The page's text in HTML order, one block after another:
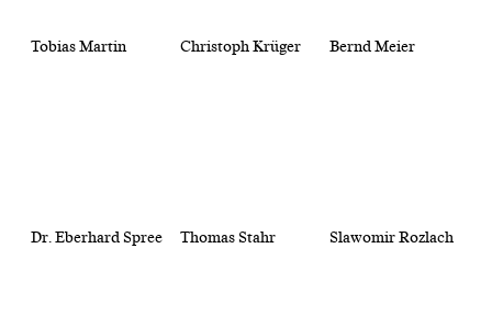
Tobias Martin Christoph Krüger Bernd Meier
Dr. Eberhard Spree Thomas Stahr Slawomir Rozlach